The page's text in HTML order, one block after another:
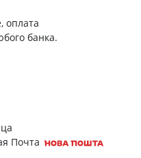
оплата
банка.
Почта